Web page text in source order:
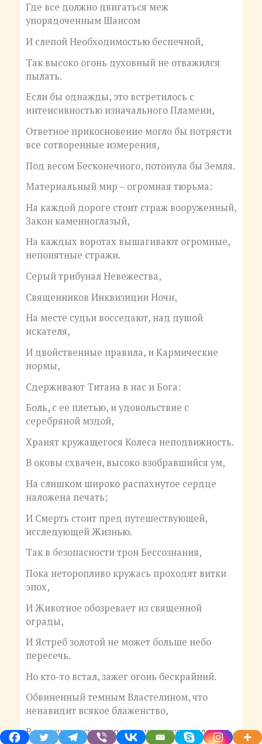
Где все должно двигаться меж
упорядоченным Шансом
И слепой Необходимостью беспечной,
Так высоко огонь духовный не отважился
пылать.
Если бы однажды, это встретилось с
интенсивностью изначального Пламени,
Ответное прикосновение могло бы потрясти
все сотворенные измерения,
Под весом Бесконечного, потонула бы Земля.
Материальный мир – огромная тюрьма:
На каждой дороге стоит страж вооруженный,
Закон каменноглазый,
На каждых воротах вышагивают огромные,
непонятные стражи.
Серый трибунал Невежества,
Священников Инквизиции Ночи,
На месте судьи восседают, над душой
искателя,
И двойственные правила, и Кармические
нормы,
Сдерживают Титана в нас и Бога:
Боль, с ее плетью, и удовольствие с
серебряной мздой,
Хранят кружащегося Колеса неподвижность.
В оковы схвачен, высоко взобравшийся ум,
На слишком широко распахнутое сердце
наложена печать;
И Смерть стоит пред путешествующей,
исследующей Жизнью.
Так в безопасности трон Бессознания,
Пока неторопливо кружась проходят витки
эпох,
И Животное обозревает из священной
ограды,
И Ястреб золотой не может больше небо
пересечь.
Но кто-то встал, зажег огонь бескрайний.
Обвиненный темным Властелином, что
ненавидит всякое блаженство,
В страшном суде, где жизнь должна платить